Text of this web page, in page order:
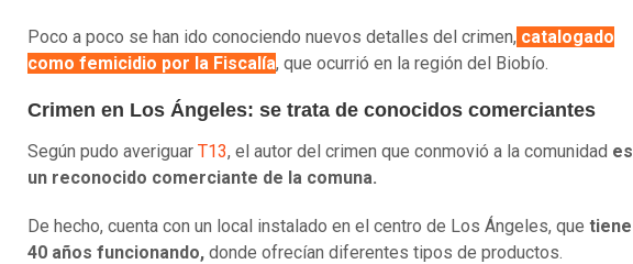
Poco a poco se han ido conociendo nuevos detalles del crimen, catalogado
como femicidio por la Fiscalía, que ocurrió en la región del Biobío.
Crimen en Los Ángeles: se trata de conocidos comerciantes
Según pudo averiguar T13, el autor del crimen que conmovió a la comunidad es
un reconocido comerciante de la comuna.
De hecho, cuenta con un local instalado en el centro de Los Ángeles, que tiene
40 años funcionando, donde ofrecían diferentes tipos de productos.